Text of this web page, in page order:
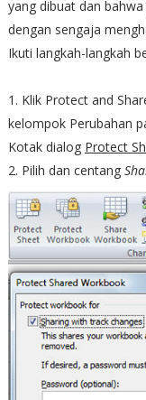
yang dibuat dan
dengan sengaja
Ikuti langkah-langkah
1. Klik Protect and
kelompok Perubahan
Kotak dialog Protect
2. Pilih dan centang